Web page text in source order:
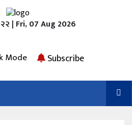
२२ | Fri, 07 Aug 2026
Mode Subscribe